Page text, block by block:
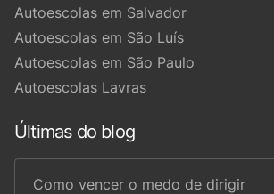
Autoescolas em Salvador
Autoescolas em São Luís
Autoescolas em São Paulo
Autoescolas Lavras
Últimas do blog
Como vencer o medo de dirigir